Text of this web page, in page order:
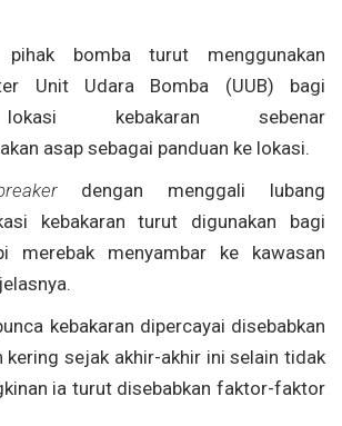
pihak bomba turut menggunakan
Unit Udara Bomba (UUB) bagi
kebakaran sebenar
asap sebagai panduan ke lokasi.
dengan menggali lubang
kebakaran turut digunakan bagi
merebak menyambar ke kawasan
kebakaran dipercayai disebabkan
kering sejak akhir-akhir ini selain tidak
ia turut disebabkan faktor-faktor